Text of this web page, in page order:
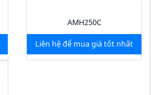
AMH250C
Liên hệ để mua giá tốt nhất